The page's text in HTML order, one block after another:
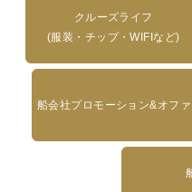
クルーズライフ
(服装・チップ・WIFIなど)
船会社プロモーション&オファ